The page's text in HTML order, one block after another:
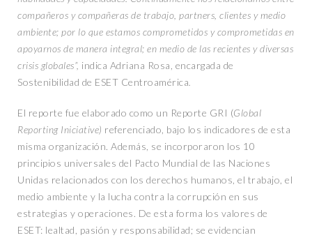
compañeros y compañeras de trabajo, partners, clientes y medio
ambiente; por lo que estamos comprometidos y comprometidas en
apoyarnos de manera integral; en medio de las recientes y diversas
crisis globales”, indica Adriana Rosa, encargada de
Sostenibilidad de ESET Centroamérica
El reporte fue elaborado como un Reporte GRI (Global
Reporting Iniciative) referenciado, bajo los indicadores de esta
misma organización. Además, se incorporaron los 10
principios universales del Pacto Mundial de las Naciones
Unidas relacionados con los derechos humanos, el trabajo, el
medio ambiente y la lucha contra la corrupción en sus
estrategias y operaciones. De esta forma los valores de
ESET: lealtad, pasión y responsabilidad; se evidencian